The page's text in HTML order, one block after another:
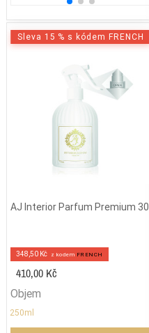
Sleva 15 % s kódem FRENCH
AJ Interior Parfum Premium 30
348,50 Kč z kodem FRENCH
410,00 Kč
Objem
250ml